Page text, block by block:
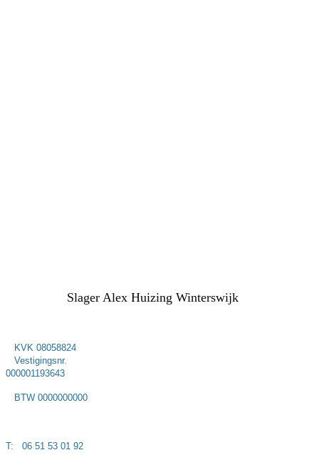
Slager Alex Huizing Winterswijk
KVK 08058824
Vestigingsnr.
000001193643
BTW 0000000000
T: 06 51 53 01 92